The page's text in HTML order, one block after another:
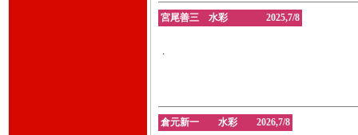
宮尾善三 水彩 2025,7/8
.
倉元新一 水彩 2026,7/8